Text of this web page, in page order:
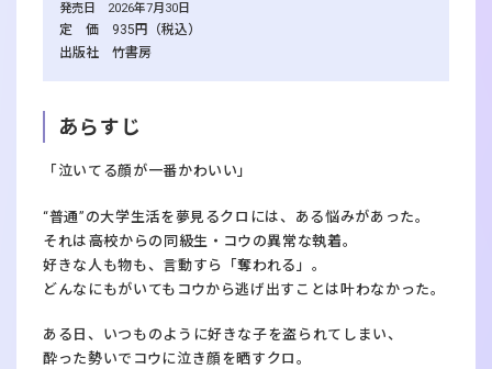
発売日 2026年7月30日
定 価 935円（税込）
出版社 竹書房
あらすじ
「泣いてる顔が一番かわいい」
“普通”の大学生活を夢見るクロには、ある悩みがあった。
それは――高校からの同級生・コウの異常な執着。
好きな人も物も、言動すら「奪われる」。
どんなにもがいてもコウから逃げ出すことは叶わなかった。
ある日、いつものように好きな子を盗られてしまい、
酔った勢いでコウに泣き顔を晒すクロ。